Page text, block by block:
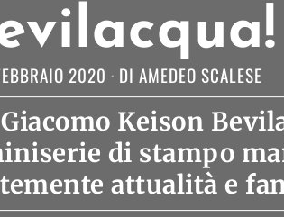
2020 DI AMEDEO SCALESE
Keison
di stampo
attualità e